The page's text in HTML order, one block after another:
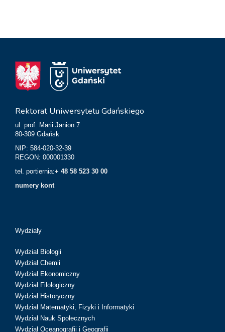
Rektorat Uniwersytetu Gdańskiego
ul. prof. Marii Janion 7
80-309 Gdańsk
NIP: 584-020-32-39
REGON: 000001330
tel. portiernia:+ 48 58 523 30 00
numery kont
Wydziały
Wydział Biologii
Wydział Chemii
Wydział Ekonomiczny
Wydział Filologiczny
Wydział Historyczny
Wydział Matematyki, Fizyki i Informatyki
Wydział Nauk Społecznych
Wydział Oceanografii i Geografii